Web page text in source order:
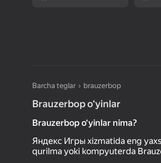
Barcha teglar brauzerbop
Brauzerbop o‘yinlar
Brauzerbop o‘yinlar nima?
Яндекс Игры xizmatida eng
qurilma yoki kompyuterda